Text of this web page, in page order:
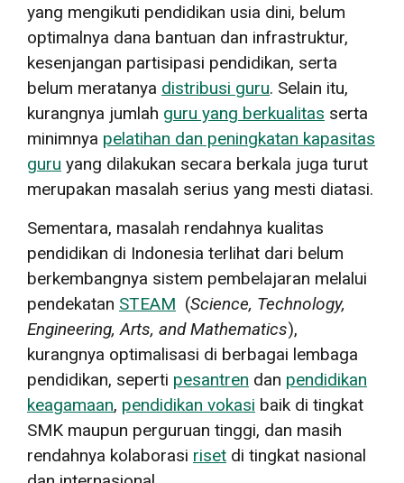
yang mengikuti pendidikan usia dini, belum
optimalnya dana bantuan dan infrastruktur,
kesenjangan partisipasi pendidikan, serta
belum meratanya distribusi guru. Selain itu,
kurangnya jumlah guru yang berkualitas serta
minimnya pelatihan dan peningkatan kapasitas
guru yang dilakukan secara berkala juga turut
merupakan masalah serius yang mesti diatasi.
Sementara, masalah rendahnya kualitas
pendidikan di Indonesia terlihat dari belum
berkembangnya sistem pembelajaran melalui
pendekatan STEAM (Science, Technology,
Engineering, Arts, and Mathematics),
kurangnya optimalisasi di berbagai lembaga
pendidikan, seperti pesantren dan pendidikan
keagamaan, pendidikan vokasi baik di tingkat
SMK maupun perguruan tinggi, dan masih
rendahnya kolaborasi riset di tingkat nasional